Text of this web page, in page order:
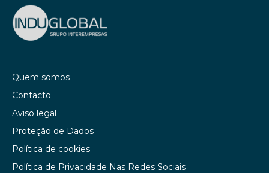
Quem somos
Contacto
Aviso legal
Proteção de Dados
Política de cookies
Política de Privacidade Nas Redes Sociais